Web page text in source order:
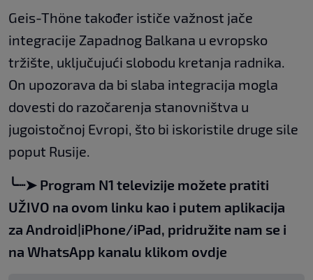
Geis-Thöne također ističe važnost jače
integracije Zapadnog Balkana u evropsko
tržište, uključujući slobodu kretanja radnika.
On upozorava da bi slaba integracija mogla
dovesti do razočarenja stanovništva u
jugoistočnoj Evropi, što bi iskoristile druge sile
poput Rusije.
╰┈➤ Program N1 televizije možete pratiti
UŽIVO na ovom linku kao i putem aplikacija
za Android|iPhone/iPad, pridružite nam se i
na WhatsApp kanalu klikom ovdje